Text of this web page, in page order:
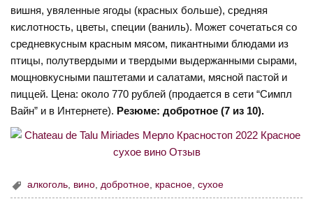
вишня, увяленные ягоды (красных больше), средняя
кислотность, цветы, специи (ваниль). Может сочетаться со
средневкусным красным мясом, пикантными блюдами из
птицы, полутвердыми и твердыми выдержанными сырами,
мощновкусными паштетами и салатами, мясной пастой и
пиццей. Цена: около 770 рублей (продается в сети “Симпл
Вайн” и в Интернете). Резюме: добротное (7 из 10).
алкоголь, вино,добротное, красное,сухое